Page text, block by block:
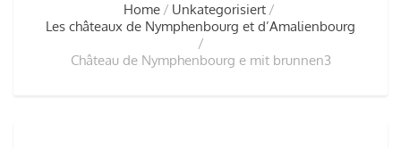
Home
Unkategorisiert
Les châteaux de Nymphenbourg et d’Amalienbourg
Château de Nymphenbourg e mit brunnen3